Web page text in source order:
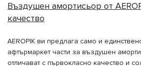
Въздушен амортисьор от
качество
AEROPIK ви предлага само и
афтърмаркет части за въздушен
отличават с първокласно качество и